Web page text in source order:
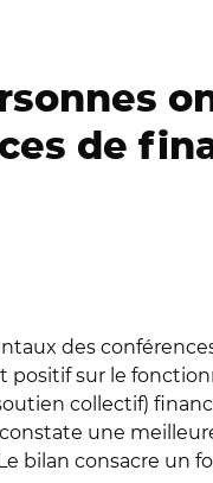
de
des
sur le
collectif)
une
bilan consacre un